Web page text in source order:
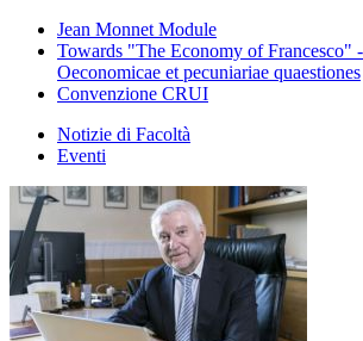
Jean Monnet Module
Towards "The Economy of Francesco"
Oeconomicae et pecuniariae quaestiones
Convenzione CRUI
Notizie di Facoltà
Eventi